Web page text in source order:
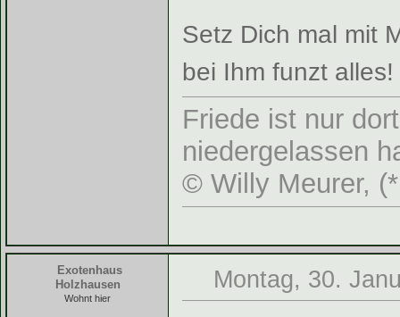
Setz Dich mal mit
bei Ihm funzt alles!
Friede ist nur
niedergelassen
© Willy Meurer,
Exotenhaus
Holzhausen
Wohnt hier
Montag, 30.